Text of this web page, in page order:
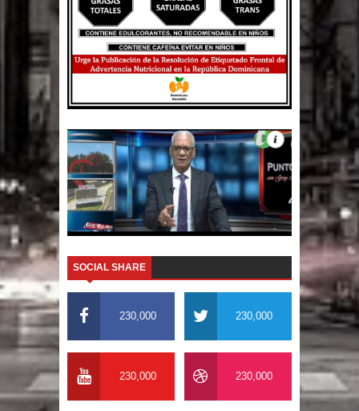
SOCIAL SHARE
230,000 230,000
230,000 230,000